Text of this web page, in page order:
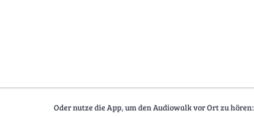
Oder nutze die App, um den Audiowalk vor Ort zu hören: